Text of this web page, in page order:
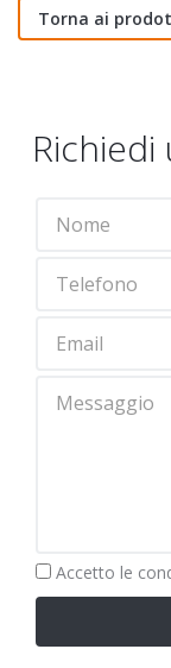
Torna ai
Obbligatorio
Accetto le